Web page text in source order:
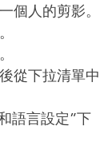
個人的剪影。
從下拉清單中
語言設定”下